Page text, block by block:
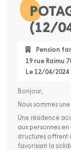
(12/
Pension
19 rue Raimu
Le 12/04/2024
Bonjour,
Nous sommes
Une résidence
aux personnes
structures offrent
favorisant la